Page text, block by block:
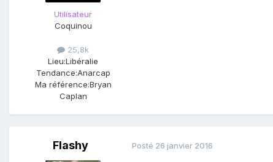
Utilisateur
Coquinou
25,8k
Lieu:Libéralie
Tendance:Anarcap
Ma référence:Bryan
Caplan
Flashy Posté 26 janvier 2016